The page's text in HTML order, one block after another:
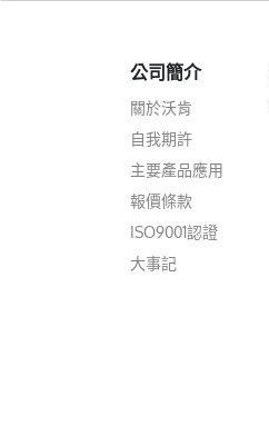
公司簡介
關於沃肯
自我期許
主要產品應用
報價條款
ISO9001認證
大事記